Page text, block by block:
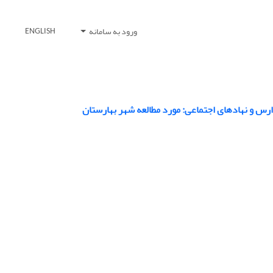
ورود به سامانه ENGLISH
و نهادهای اجتماعی: مورد مطالعه شهر بهارستان